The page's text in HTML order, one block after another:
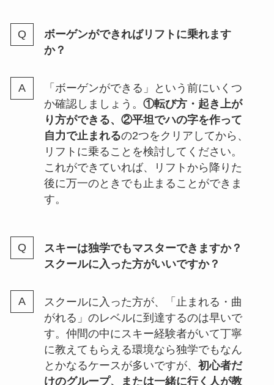
ボーゲンができればリフトに乗れます
か？
「ボーゲンができる」という前にいくつ
か確認しましょう。 ①転び方・起き上が
り方ができる、②平坦でハの字を作って
自力で止まれるの2つをクリアしてから、
リフトに乗ることを検討してください。
これができていれば、リフトから降りた
後に万一のときでも止まることができま
す。
スキーは独学でもマスターできますか？
スクールに入った方がいいですか？
スクールに入った方が、「止まれる・曲
がれる」のレベルに到達するのは早いで
す。仲間の中にスキー経験者がいて丁寧
に教えてもらえる環境なら独学でもなん
とかなるケースが多いですが、 初心者だ
けのグループ、または一緒に行く人が教